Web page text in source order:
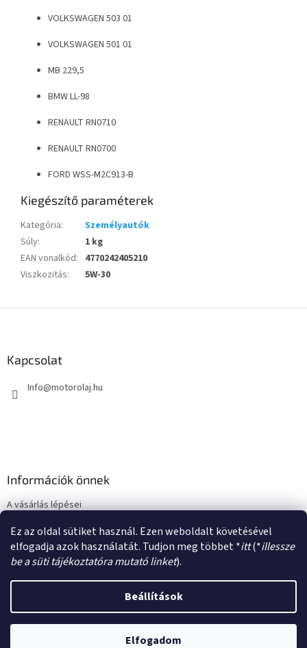
Ez az oldal sütiket használ. Ezen weboldalt követésével
elfogadja azok használatát. Tudjon meg többet *itt(*illessze
be a süti tájékoztatóra mutató linket).
Beállítások
Elfogadom
VOLKSWAGEN 503 01
VOLKSWAGEN 501 01
MB 229,5
BMW LL-98
RENAULT RN0710
RENAULT RN0700
FORD WSS-M2C913-B
Kiegészítő paraméterek
Kategória:
Személyautók
Súly:
1 kg
EAN vonalkód: 4770242405210
Viszkozitás: 5W-30
Kapcsolat
Info@motorolaj.hu
Információk önnek
A vásárlás lépései
Adatkezelési tájékoztató
Shoptet készítette
motorolaj.hu. Minden jog fenntartva.